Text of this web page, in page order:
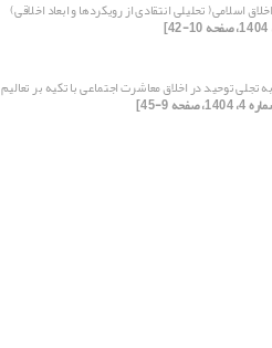
اسلامی( تحلیلی انتقادی از رویکردها و ابعاد اخلاقی)
تجلی توحید در اخلاق معاشرت اجتماعی با تکیه بر تعالیم